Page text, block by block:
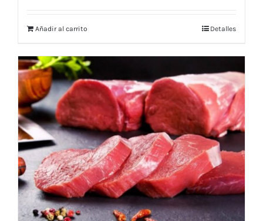
Añadir al carrito Detalles